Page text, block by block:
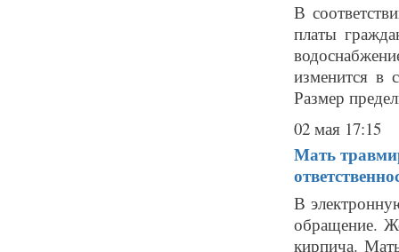
В
платы
изменится в
Размер
02 мая 17:15
Мать
В
обращение.
кирпича.